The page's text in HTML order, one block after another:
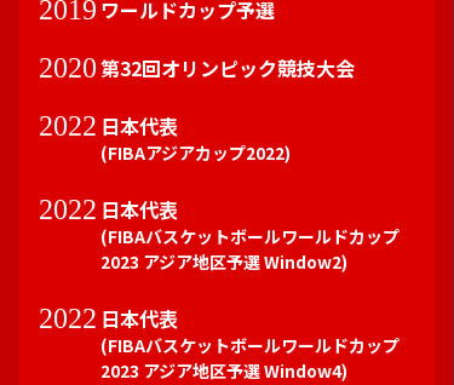
2019 ワールドカップ予選
2020第32回オリンピック競技大会
2022 日本代表
(FIBAアジアカップ2022)
2022 日本代表
(FIBAバスケットボールワールドカップ
2023 アジア地区予選 Window2)
2022 日本代表
(FIBAバスケットボールワールドカップ
2023 アジア地区予選 Window4)